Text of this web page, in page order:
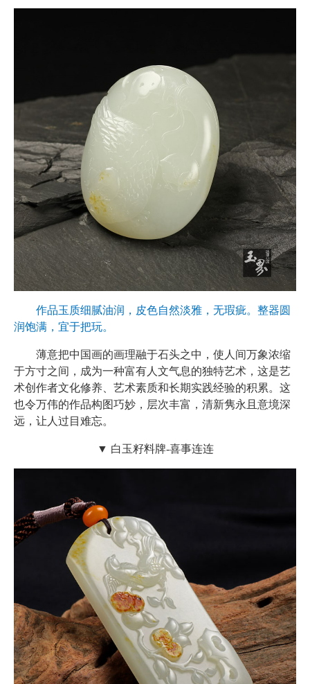
作品玉质细腻油润，皮色自然淡雅，无瑕疵。整器圆
润饱满，宜于把玩。
薄意把中国画的画理融于石头之中，使人间万象浓缩
于方寸之间，成为一种富有人文气息的独特艺术，这是艺
术创作者文化修养、艺术素质和长期实践经验的积累。这
也令万伟的作品构图巧妙，层次丰富，清新隽永且意境深
远，让人过目难忘。
▼ 白玉籽料牌-喜事连连